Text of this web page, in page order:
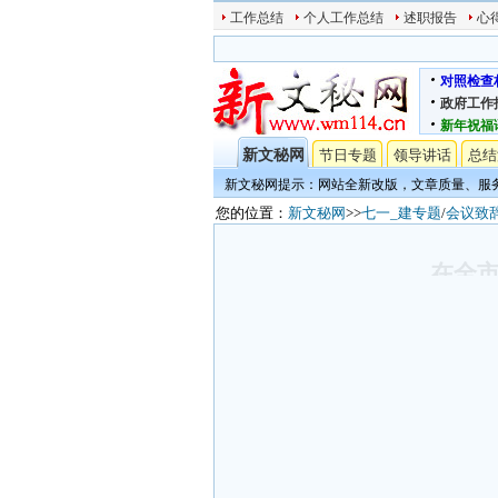
工作总结 个人工作总结 述职报告 心
对照检查
政府工作
新年祝福
新文秘网 节日专题 领导讲话 总
新文秘网提示：网站全新改版，文章质量、服
您的位置： 新文秘网>>七一_建专题/会议致